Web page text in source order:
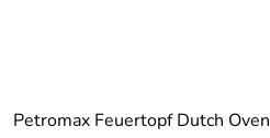
Petromax Feuertopf Dutch Oven